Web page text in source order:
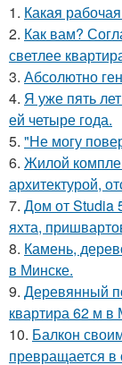
1. Какая
2. Как вам?
светлее
3. Абсолютно
4. Я уже пять
ей четыре года.
5. "Не могу
6. Жилой
архитектурой,
7. Дом от Studia
яхта,
8. Камень,
в Минске.
9. Деревянный
квартира 62 м в
10. Балкон
превращается в